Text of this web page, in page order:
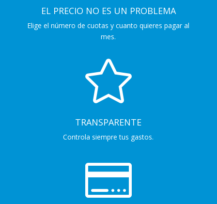
EL PRECIO NO ES UN PROBLEMA
Elige el número de cuotas y cuanto quieres pagar al
mes.

TRANSPARENTE
Controla siempre tus gastos.
